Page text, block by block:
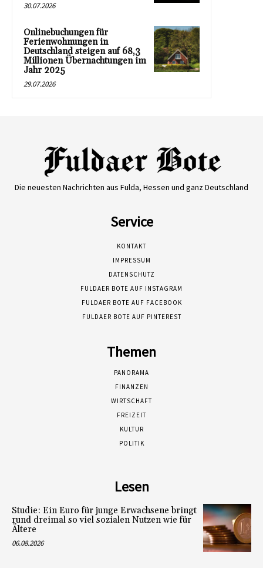
30.07.2026
Onlinebuchungen für
Ferienwohnungen in
Deutschland steigen auf 68,3
Millionen Übernachtungen im
Jahr 2025
29.07.2026
Die neuesten Nachrichten aus Fulda, Hessen und ganz Deutschland
Service
KONTAKT
IMPRESSUM
DATENSCHUTZ
FULDAER BOTE AUF INSTAGRAM
FULDAER BOTE AUF FACEBOOK
FULDAER BOTE AUF PINTEREST
Themen
PANORAMA
FINANZEN
WIRTSCHAFT
FREIZEIT
KULTUR
POLITIK
Lesen
Studie: Ein Euro für junge Erwachsene bringt
rund dreimal so viel sozialen Nutzen wie für
Ältere
06.08.2026